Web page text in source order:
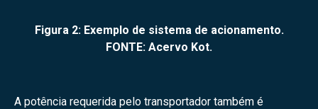
Figura 2: Exemplo de sistema de acionamento.
FONTE: Acervo Kot.
A potência requerida pelo transportador também é